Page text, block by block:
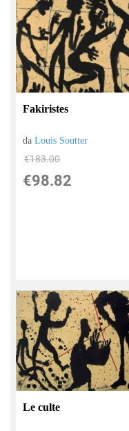
Fakiristes
daLouis Soutter
€183.00
€98.82
Le culte